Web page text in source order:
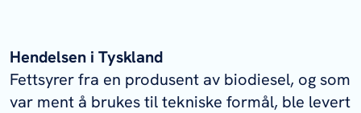
Hendelsen i Tyskland
Fettsyrer fra en produsent av biodiesel, og som
var ment å brukes til tekniske formål, ble levert